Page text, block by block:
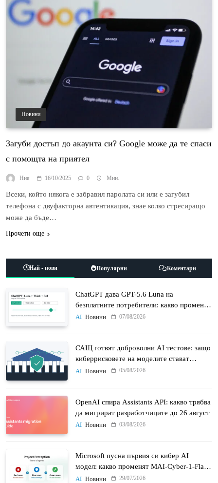
Новини
Загуби достъп до акаунта си? Google може да те спаси
с помощта на приятел
Ния 16/10/2025 0 Мин.
Всеки, който някога е забравил паролата си или е загубил
телефона с двуфакторна автентикация, знае колко стресиращо
може да бъде…
Прочети още
Най - нови Популярни Коментари
ChatGPT дава GPT-5.6 Luna на
безплатните потребители: какво променят
Think бутонът и новият Sol
AI Новини 07/08/2026
САЩ готвят доброволни AI тестове: защо
киберрисковете на моделите стават
политически въпрос
AI Новини 05/08/2026
OpenAI спира Assistants API: какво трябва
да мигрират разработчиците до 26 август
AI Новини 03/08/2026
Microsoft пусна първия си кибер AI
модел: какво променят MAI-Cyber-1-Flash
и Project Perception
AI Новини 29/07/2026